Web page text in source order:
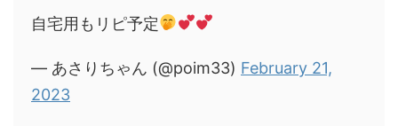
自宅用もリピ予定
— あさりちゃん (@poim33) February 21,
2023